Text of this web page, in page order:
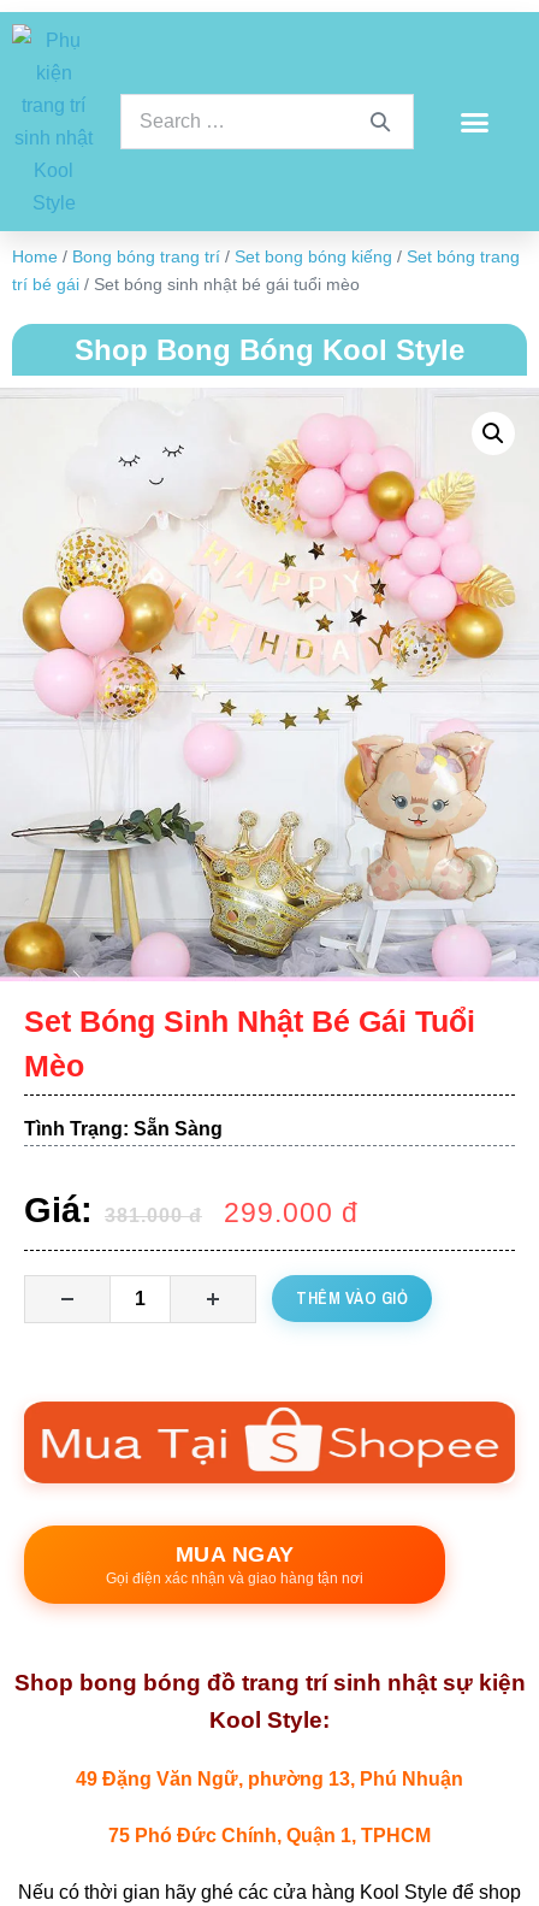
Home / Bong bóng trang trí / Set bong bóng kiếng / Set bóng trang
trí bé gái / Set bóng sinh nhật bé gái tuổi mèo
Shop Bong Bóng Kool Style
Set Bóng Sinh Nhật Bé Gái Tuổi
Mèo
Tình Trạng: Sẵn Sàng
Giá: 381.000đ 299.000 đ
THÊM VÀO GIỎ
MUA NGAY
Gọi điện xác nhận và giao hàng tận nơi
Shop bong bóng đồ trang trí sinh nhật sự kiện
Kool Style:
49 Đặng Văn Ngữ, phường 13, Phú Nhuận
75 Phó Đức Chính, Quận 1, TPHCM
Nếu có thời gian hãy ghé các cửa hàng Kool Style để shop